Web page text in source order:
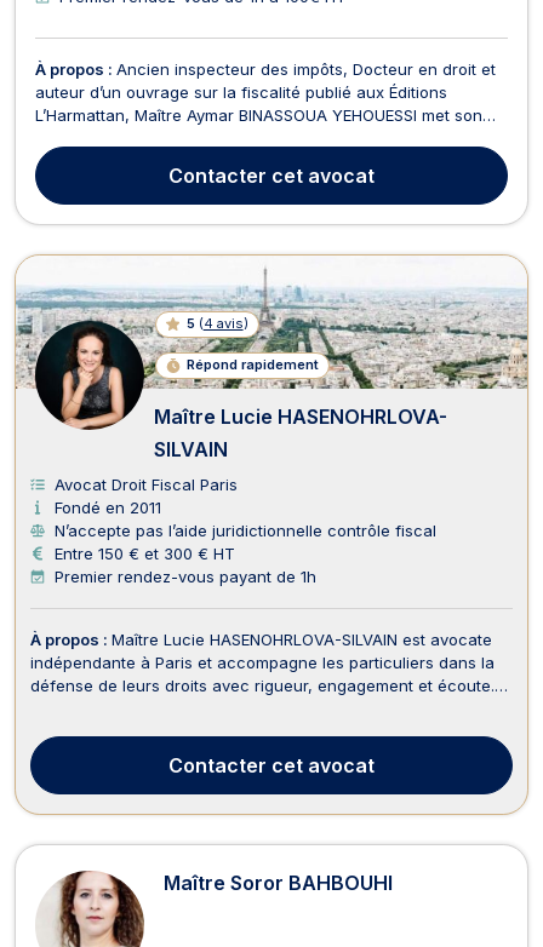
À propos : Ancien inspecteur des impôts, Docteur en droit et
auteur d’un ouvrage sur la fiscalité publié aux Éditions
L’Harmattan, Maître Aymar BINASSOUA YEHOUESSI met son
entrepreneurs, investisseurs, professions libérales et
particuliers exigeants. Grâce à sa maîtrise du continent afr...
Contacter cet avocat
5 (4 avis)
Répond rapidement
Maître Lucie HASENOHRLOVA-
SILVAIN
Avocat Droit Fiscal Paris
Fondé en 2011
N’accepte pas l’aide juridictionnelle contrôle fiscal
Entre 150 € et 300 € HT
Premier rendez-vous payant de 1h
À propos : Maître Lucie HASENOHRLOVA-SILVAIN est avocate
indépendante à Paris et accompagne les particuliers dans la
défense de leurs droits avec rigueur, engagement et écoute.
qu’elle soit amiable ou contentieuse. ...
Contacter cet avocat
Maître Soror BAHBOUHI